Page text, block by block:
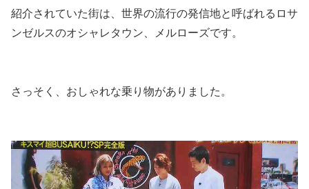
紹介されていた街は、世界の流行の発信地と呼ばれるロサ
ンゼルスのオシャレタウン、メルローズです。
さっそく、おしゃれな乗り物がありました。